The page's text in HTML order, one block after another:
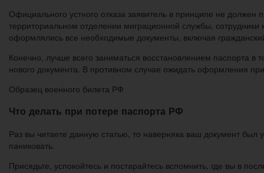
Официального устного отказа заявитель в принципе не
территориальном отделении миграционной службы,
оформлялись все необходимые документы, включая
Конечно, лучше всего заниматься восстановлением паспорта
нового документа. В противном случае ожидать оформления
Образец военного билета РФ
Что делать при потере паспорта РФ
Раз вы читаете данную статью, то наверняка ваш документ был
паниковать.
Присядьте, успокойтесь и постарайтесь вспомнить, где вы в